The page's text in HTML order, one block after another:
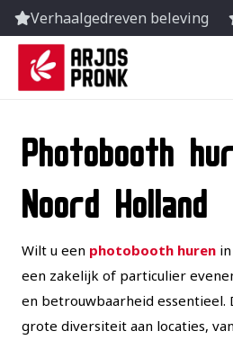
Verhaalgedreven beleving
Photobooth
Noord Holland
Wilt u een photobooth huren
een zakelijk of particulier
en betrouwbaarheid essentieel.
grote diversiteit aan locaties,